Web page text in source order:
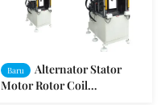
Baru
Alternator Stator
Motor Rotor Coil